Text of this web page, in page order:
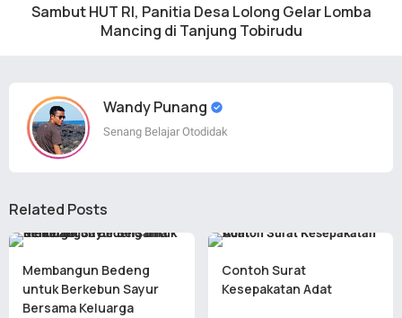
Sambut HUT RI, Panitia Desa Lolong Gelar Lomba
Mancing di Tanjung Tobirudu
Wandy Punang
Senang Belajar Otodidak
Related Posts
Membangun Bedeng
untuk Berkebun Sayur
Bersama Keluarga
Contoh Surat
Kesepakatan Adat